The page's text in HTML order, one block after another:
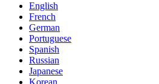
English
French
German
Portuguese
Spanish
Russian
Japanese
Korean